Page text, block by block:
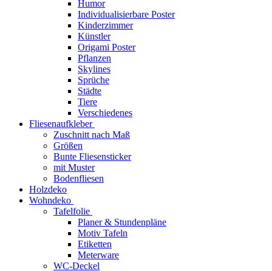
Humor
Individualisierbare Poster
Kinderzimmer
Künstler
Origami Poster
Pflanzen
Skylines
Sprüche
Städte
Tiere
Verschiedenes
Fliesenaufkleber
Zuschnitt nach Maß
Größen
Bunte Fliesensticker
mit Muster
Bodenfliesen
Holzdeko
Wohndeko
Tafelfolie
Planer & Stundenpläne
Motiv Tafeln
Etiketten
Meterware
WC-Deckel